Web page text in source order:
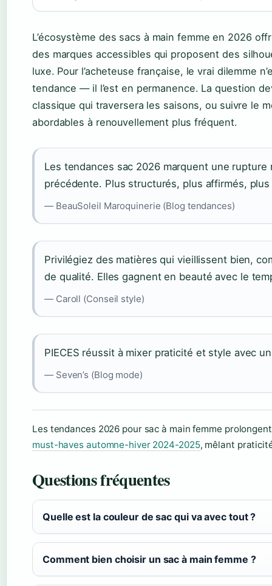
L’écosystème des sacs à main femme en 2026
des marques accessibles qui proposent des
luxe. Pour l’acheteuse française, le vrai dilemme
tendance — il l’est en permanence. La question
classique qui traversera les saisons, ou suivre le
abordables à renouvellement plus fréquent.
Les tendances sac 2026 marquent une rupture
précédente. Plus structurés, plus affirmés,
— BeauSoleil Maroquinerie (Blog tendances)
Privilégiez des matières qui vieillissent bien,
de qualité. Elles gagnent en beauté avec le
— Caroll (Conseil style)
PIECES réussit à mixer praticité et style avec
— Seven’s (Blog mode)
Les tendances 2026 pour sac à main femme
must-haves automne-hiver 2024-2025, mêlant
Questions fréquentes
Quelle est la couleur de sac qui va avec tout ?
Comment bien choisir un sac à main femme ?